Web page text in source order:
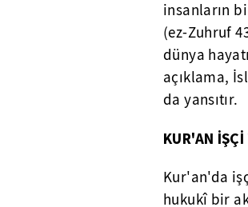
insanların
(ez-Zuhruf
dünya
açıklama,
da yansıtır.
KUR'AN İŞÇİ
Kur'an'da
hukukî bir